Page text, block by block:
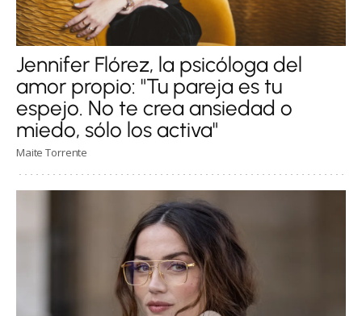
Jennifer Flórez, la psicóloga del
amor propio: "Tu pareja es tu
espejo. No te crea ansiedad o
miedo, sólo los activa"
Maite Torrente